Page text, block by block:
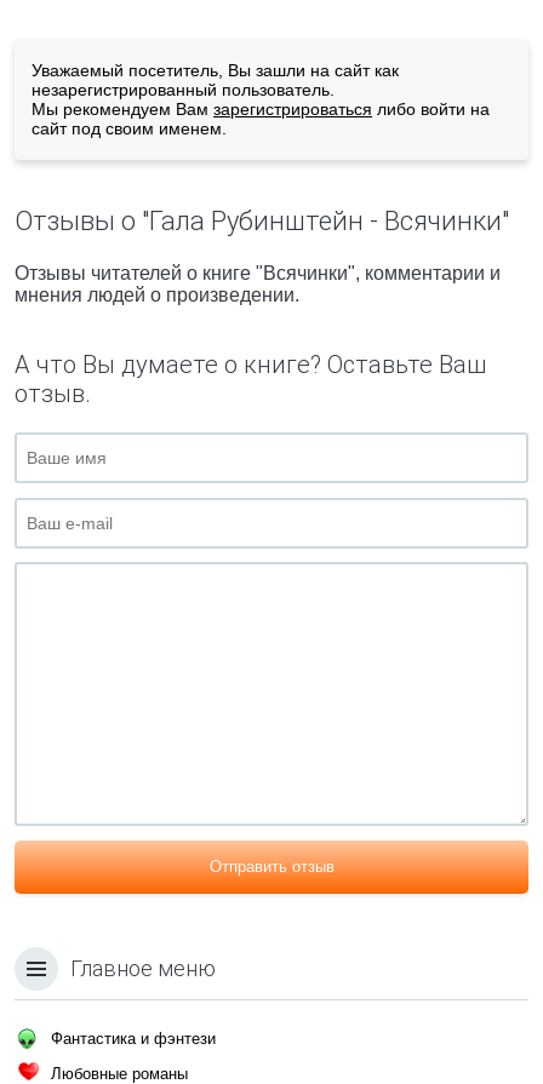
Уважаемый посетитель, Вы зашли на сайт как
незарегистрированный пользователь.
Мы рекомендуем Вам зарегистрироваться либо войти на
сайт под своим именем.
Отзывы о "Гала Рубинштейн - Всячинки"
Отзывы читателей о книге "Всячинки", комментарии и
мнения людей о произведении.
А что Вы думаете о книге? Оставьте Ваш
отзыв.
Отправить отзыв
Главное меню
Фантастика и фэнтези
Любовные романы